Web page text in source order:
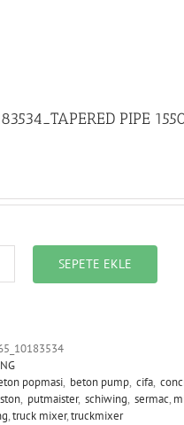
PIPE
SEPETE EKLE
popmasi, beton pump, cifa,
, putmaister, schiwing, sermac,
,truck mixer,truckmixer